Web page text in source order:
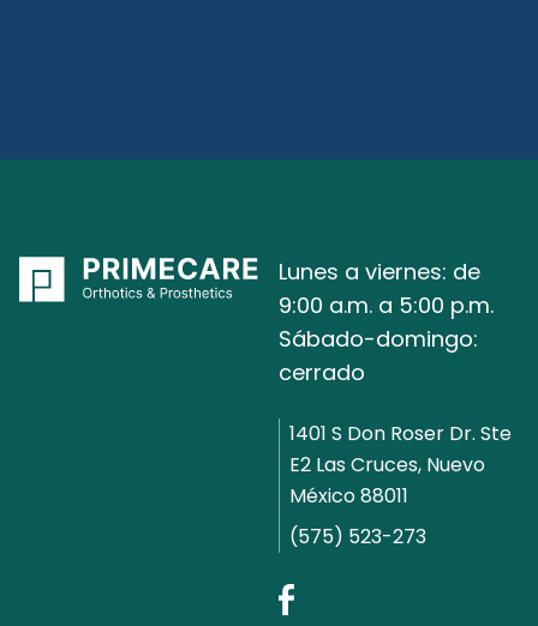
Lunes a viernes: de
9:00 a.m. a 5:00 p.m.
Sábado-domingo:
cerrado
1401 S Don Roser Dr. Ste
E2 Las Cruces, Nuevo
México 88011
(575) 523-273